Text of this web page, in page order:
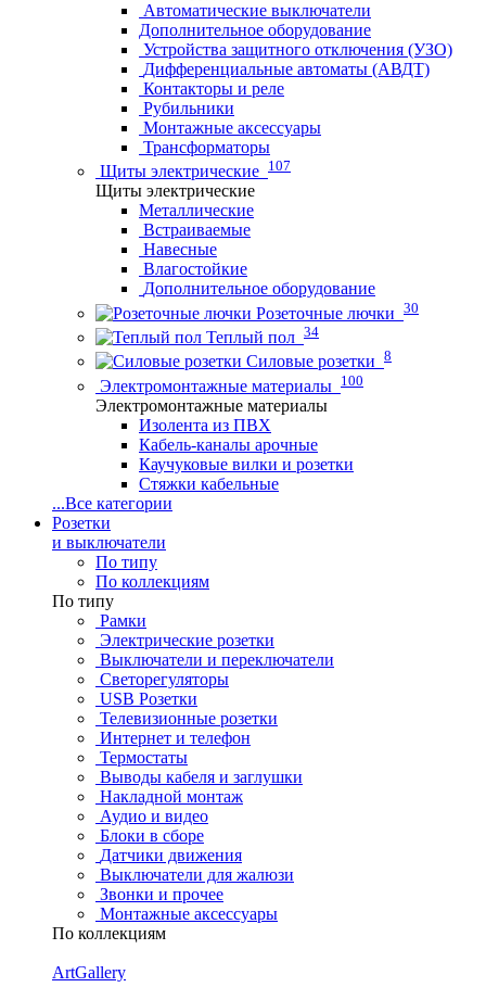
Автоматические выключатели
Дополнительное оборудование
Устройства защитного отключения (УЗО)
Дифференциальные автоматы (АВДТ)
Контакторы и реле
Рубильники
Монтажные аксессуары
Трансформаторы
Щиты электрические 107
Щиты электрические
Металлические
Встраиваемые
Навесные
Влагостойкие
Дополнительное оборудование
Розеточные лючки 30
Теплый пол 34
Силовые розетки 8
Электромонтажные материалы 100
Электромонтажные материалы
Изолента из ПВХ
Кабель-каналы арочные
Каучуковые вилки и розетки
Стяжки кабельные
...Все категории
Розетки
и выключатели
По типу
По коллекциям
По типу
Рамки
Электрические розетки
Выключатели и переключатели
Светорегуляторы
USB Розетки
Телевизионные розетки
Интернет и телефон
Термостаты
Выводы кабеля и заглушки
Накладной монтаж
Аудио и видео
Блоки в сборе
Датчики движения
Выключатели для жалюзи
Звонки и прочее
Монтажные аксессуары
По коллекциям
ArtGallery